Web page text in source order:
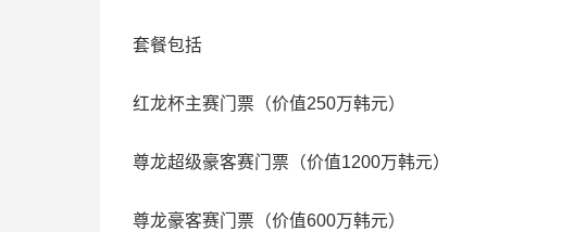
套餐包括
红龙杯主赛门票（价值250万韩元）
尊龙超级豪客赛门票（价值1200万韩元）
尊龙豪客赛门票（价值600万韩元）